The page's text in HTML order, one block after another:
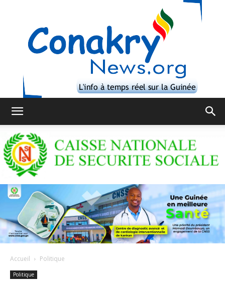
Accueil Politique
Politique